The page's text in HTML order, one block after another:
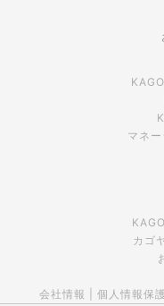
マネ
カゴ
会社情報 個人情報保